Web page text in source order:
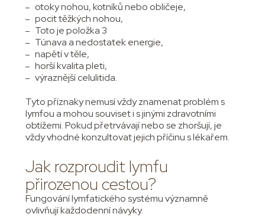
otoky nohou, kotníků nebo obličeje,
pocit těžkých nohou,
Toto je položka 3
Túnava a nedostatek energie,
napětí v těle,
horší kvalita pleti,
výraznější celulitida.
Tyto příznaky nemusí vždy znamenat problém s
lymfou a mohou souviset i s jinými zdravotními
obtížemi. Pokud přetrvávají nebo se zhoršují, je
vždy vhodné konzultovat jejich příčinu s lékařem.
Jak rozproudit lymfu
přirozenou cestou?
Fungování lymfatického systému významně
ovlivňují každodenní návyky.